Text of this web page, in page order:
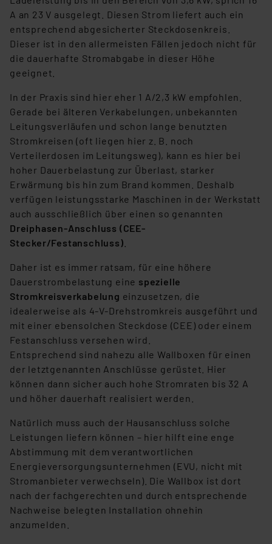
Die Rechtmäßigkeit der Speicherung, Abrufung und
Weiterverarbeitung dieser Daten zur Auswertung und
Analyse bis zum Zeitpunkt des Widerrufs bleibt hiervon
unberührt. Ihre Browser-Einstellungen können dazu
führen, dass die Einstellungen nicht längerfristig
angezeigt wird.
„Einige Drittanbieter verarbeiten personenbezogene
Daten in den USA. Ihre Einwilligung zur Einbindung von
Cookies dieser Drittanbieter umfasst daher ggf. auch
die Verarbeitung Ihrer Daten in den USA gemäß Art. 49
(1) lit. a DSGVO. Nähere Infos zu diesen Drittanbietern
und zu der jeweiligen Datenübermittlung erhalten Sie in
der Datenschutzerklärung. Für die USA besteht kein
Angemessenheitsbeschluss der EU. Dies bedeutet,
dass die USA als Land mit unzureichendem
besteht etwa das Risiko, dass US-Behörden
personenbezogene Daten in
Überwachungsprogrammen verarbeiten, ohne dass
hiergegen Klagemöglichkeiten für Europäer bestehen.
Unsere Kooperation mit diesen Dienstleistern stützt
sich auf die Standarddatenschutzklauseln der
Europäischen Kommission sowie einer eigenen
Beurteilung der mit der Datenübermittlung,
insbesondere der Art der übermittelten Daten,
verbundenen Risiken.“
Impressum|Datenschutzerklärung
A an 23 V ausgelegt. Diesen Strom liefert auch ein
entsprechend abgesicherter Steckdosenkreis.
Dieser ist in den allermeisten Fällen jedoch nicht für
die dauerhafte Stromabgabe in dieser Höhe
geeignet.
In der Praxis sind hier eher 1 A/2,3 kW empfohlen.
Gerade bei älteren Verkabelungen, unbekannten
Leitungsverläufen und schon lange benutzten
Stromkreisen (oft liegen hier z. B. noch
Verteilerdosen im Leitungsweg), kann es hier bei
hoher Dauerbelastung zur Überlast, starker
Erwärmung bis hin zum Brand kommen. Deshalb
verfügen leistungsstarke Maschinen in der Werkstatt
auch ausschließlich über einen so genannten
Dreiphasen-Anschluss (CEE-
Stecker/Festanschluss)
Daher ist es immer ratsam, für eine höhere
Dauerstrombelastung eine spezielle
Stromkreisverkabelung einzusetzen, die
idealerweise als 4-V-Drehstromkreis ausgeführt und
mit einer ebensolchen Steckdose (CEE) oder einem
Festanschluss versehen wird.
Entsprechend sind nahezu alle Wallboxen für einen
der letztgenannten Anschlüsse gerüstet. Hier
können dann sicher auch hohe Stromraten bis 32 A
und höher dauerhaft realisiert werden.
Natürlich muss auch der Hausanschluss solche
Leistungen liefern können – hier hilft eine enge
Abstimmung mit dem verantwortlichen
Energieversorgungsunternehmen (EVU, nicht mit
Stromanbieter verwechseln). Die Wallbox ist dort
nach der fachgerechten und durch entsprechende
Nachweise belegten Installation ohnehin
anzumelden.